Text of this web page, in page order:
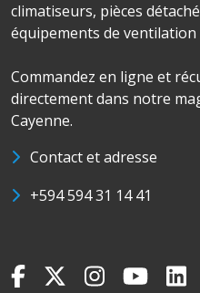
climatiseurs, pièces
équipements de ventilation
Commandez en ligne et
directement dans notre
Cayenne.
Contact et adresse
+594 594 31 14 41